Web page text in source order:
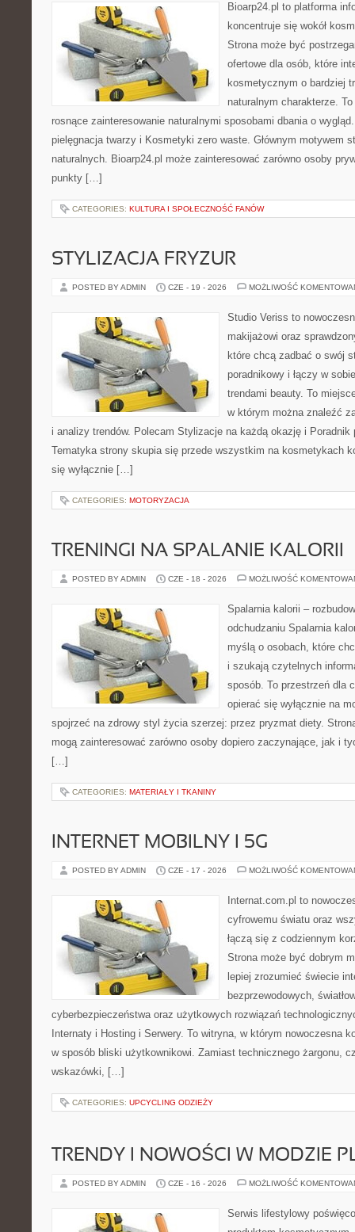
Bioarp24.pl to platforma
koncentruje się wokół
Strona może być
ofertowe dla osób, które
kosmetycznym o bardziej
naturalnym charakterze.
rosnące zainteresowanie naturalnymi sposobami dbania o
pielęgnacja twarzy i Kosmetyki zero waste. Głównym motywem
naturalnych. Bioarp24.pl może zainteresować zarówno osoby
punkty […]
CATEGORIES: KULTURA I SPOŁECZNOŚĆ FANÓW
STYLIZACJA FRYZUR
POSTED BY ADMIN CZE - 19 - 2026 MOŻLIWOŚĆ
Studio Veriss to
makijażowi oraz
które chcą zadbać o swój
poradnikowy i łączy w
trendami beauty. To
w którym można znaleźć
i analizy trendów. Polecam Stylizacje na każdą okazję i
Tematyka strony skupia się przede wszystkim na kosmetykach
się wyłącznie […]
CATEGORIES: MOTORYZACJA
TRENINGI NA SPALANIE KALORII
POSTED BY ADMIN CZE - 18 - 2026 MOŻLIWOŚĆ
Spalarnia kalorii –
odchudzaniu Spalarnia
myślą o osobach, które
i szukają czytelnych
sposób. To przestrzeń dla
opierać się wyłącznie na
spojrzeć na zdrowy styl życia szerzej: przez pryzmat diety.
mogą zainteresować zarówno osoby dopiero zaczynające, jak i
[…]
CATEGORIES: MATERIAŁY I TKANINY
INTERNET MOBILNY I 5G
POSTED BY ADMIN CZE - 17 - 2026 MOŻLIWOŚĆ
Internat.com.pl to
cyfrowemu światu oraz
łączą się z codziennym
Strona może być dobrym
lepiej zrozumieć świecie
bezprzewodowych,
cyberbezpieczeństwa oraz użytkowych rozwiązań
Internaty i Hosting i Serwery. To witryna, w którym nowoczesna
w sposób bliski użytkownikowi. Zamiast technicznego żargonu,
wskazówki, […]
CATEGORIES: UPCYCLING ODZIEŻY
TRENDY I NOWOŚCI W MODZIE
POSTED BY ADMIN CZE - 16 - 2026 MOŻLIWOŚĆ
Serwis lifestylowy